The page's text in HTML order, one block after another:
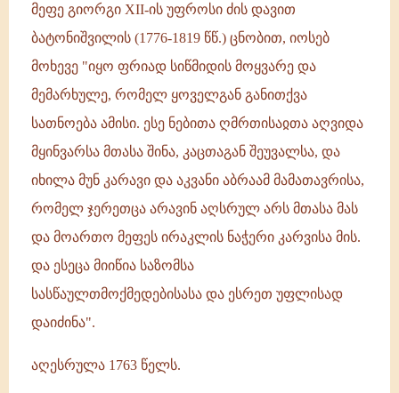
მეფე გიორგი XII-ის უფროსი ძის დავით
ბატონიშვილის (1776-1819 წწ.) ცნობით, იოსებ
მოხევე "იყო ფრიად სიწმიდის მოყვარე და
მემარხულე, რომელ ყოველგან განითქვა
სათნოება ამისი. ესე ნებითა ღმრთისაჲთა აღვიდა
მყინვარსა მთასა შინა, კაცთაგან შეუვალსა, და
იხილა მუნ კარავი და აკვანი აბრაამ მამათავრისა,
რომელ ჯერეთცა არავინ აღსრულ არს მთასა მას
და მოართო მეფეს ირაკლის ნაჭერი კარვისა მის.
და ესეცა მიიწია საზომსა
სასწაულთმოქმედებისასა და ესრეთ უფლისად
დაიძინა".
აღესრულა 1763 წელს.